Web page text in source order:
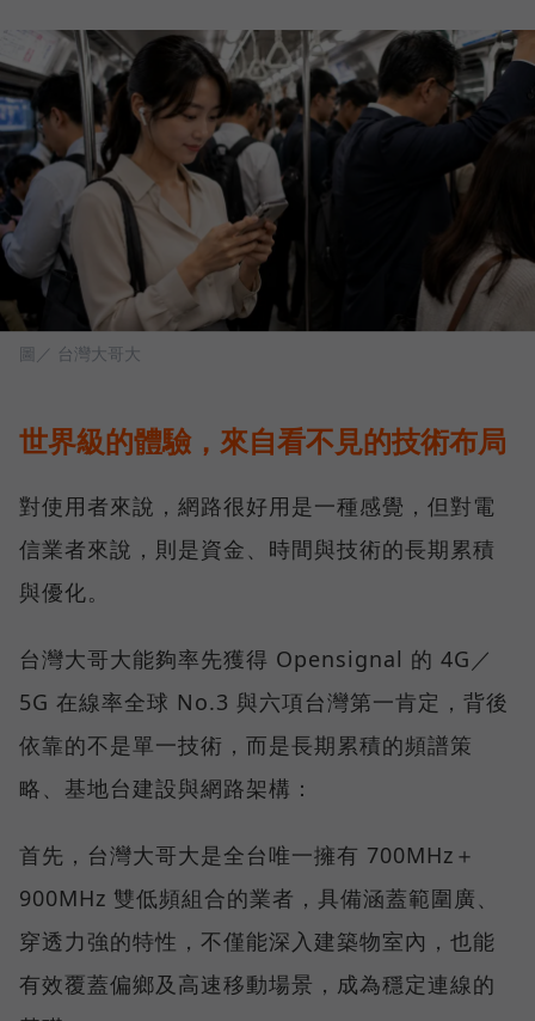
圖／ 台灣大哥大
世界級的體驗，來自看不見的技術布局
對使用者來說，網路很好用是一種感覺，但對電
信業者來說，則是資金、時間與技術的長期累積
與優化。
台灣大哥大能夠率先獲得 Opensignal 的 4G／
5G 在線率全球 No.3 與六項台灣第一肯定，背後
依靠的不是單一技術，而是長期累積的頻譜策
略、基地台建設與網路架構：
首先，台灣大哥大是全台唯一擁有 700MHz＋
900MHz 雙低頻組合的業者，具備涵蓋範圍廣、
穿透力強的特性，不僅能深入建築物室內，也能
有效覆蓋偏鄉及高速移動場景，成為穩定連線的